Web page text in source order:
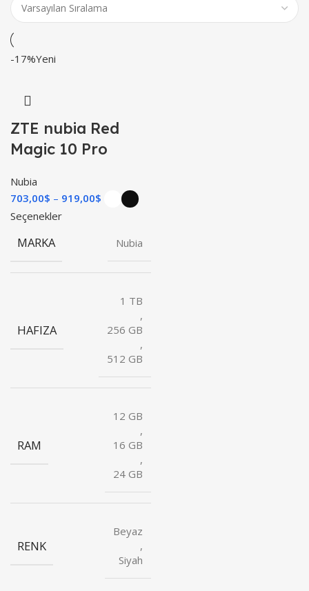
-17%Yeni
ZTE nubia Red
Magic 10 Pro
Nubia
703,00$ 919,00$
Seçenekler
MARKA Nubia
HAFIZA
1 TB
,
256 GB
,
512 GB
RAM
12 GB
,
16 GB
,
24 GB
RENK
Beyaz
,
Siyah